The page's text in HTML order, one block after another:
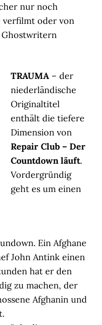
nur noch
verfilmt oder von
Ghostwritern
TRAUMA – der
niederländische
Originaltitel
enthält die tiefere
Dimension von
Repair Club – Der
Countdown läuft.
Vordergründig
geht es um einen
Ein Afghane
John Antink einen
hat er den
zu machen, der
Afghanin und